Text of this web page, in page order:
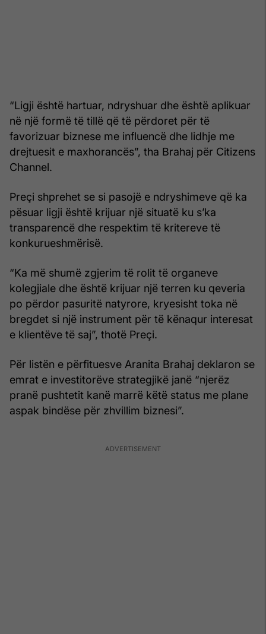
“Ligji është hartuar, ndryshuar dhe është aplikuar
në një formë të tillë që të përdoret për të
favorizuar biznese me influencë dhe lidhje me
drejtuesit e maxhorancës”, tha Brahaj për Citizens
Channel.
Preçi shprehet se si pasojë e ndryshimeve që ka
pësuar ligji është krijuar një situatë ku s’ka
transparencë dhe respektim të kritereve të
konkurueshmërisë.
“Ka më shumë zgjerim të rolit të organeve
kolegjiale dhe është krijuar një terren ku qeveria
po përdor pasuritë natyrore, kryesisht toka në
bregdet si një instrument për të kënaqur interesat
e klientëve të saj”, thotë Preçi.
Për listën e përfituesve Aranita Brahaj deklaron se
emrat e investitorëve strategjikë janë “njerëz
pranë pushtetit kanë marrë këtë status me plane
aspak bindëse për zhvillim biznesi”.